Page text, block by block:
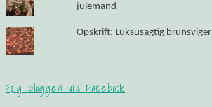
julemand
Opskrift: Luksusagtig brunsviger
Følg bloggen via Facebook